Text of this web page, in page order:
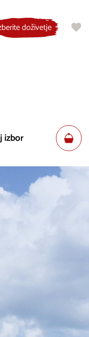
doživetje
izbor